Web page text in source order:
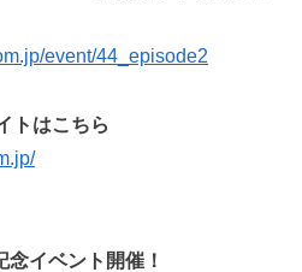
event/44_episode2
トはこちら
イベント開催！